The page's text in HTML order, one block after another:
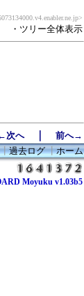
・ツリー全体表示
次へ｜ 前へ→
過去ログ┃ホーム
Moyuku v1.03b5